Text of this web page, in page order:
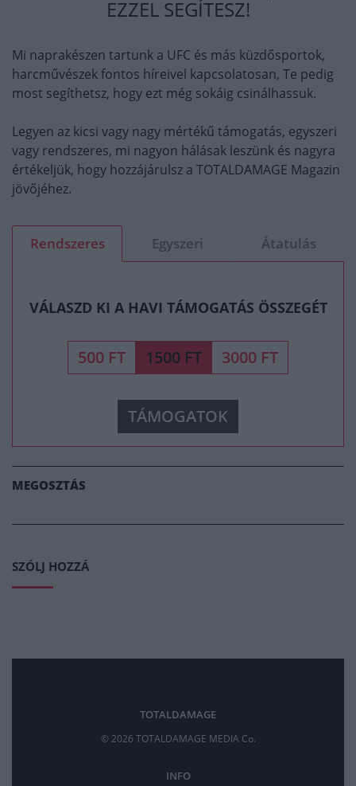
EZZEL SEGÍTESZ!
Mi naprakészen tartunk a UFC és más küzdősportok,
harcművészek fontos híreivel kapcsolatosan, Te pedig
most segíthetsz, hogy ezt még sokáig csinálhassuk.
Legyen az kicsi vagy nagy mértékű támogatás, egyszeri
vagy rendszeres, mi nagyon hálásak leszünk és nagyra
értékeljük, hogy hozzájárulsz a TOTALDAMAGE Magazin
jövőjéhez.
Rendszeres Egyszeri Átatulás
VÁLASZD KI A HAVI TÁMOGATÁS ÖSSZEGÉT
500 FT 1500 FT 3000 FT
TÁMOGATOK
MEGOSZTÁS
SZÓLJ HOZZÁ
TOTALDAMAGE
© 2026 TOTALDAMAGE MEDIA Co.
INFO